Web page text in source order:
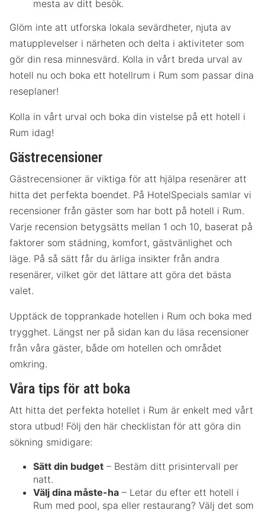
mesta av ditt besök.
Glöm inte att utforska lokala sevärdheter, njuta av
matupplevelser i närheten och delta i aktiviteter som
gör din resa minnesvärd. Kolla in vårt breda urval av
hotell nu och boka ett hotellrum i Rum som passar dina
reseplaner!
Kolla in vårt urval och boka din vistelse på ett hotell i
Rum idag!
Gästrecensioner
Gästrecensioner är viktiga för att hjälpa resenärer att
hitta det perfekta boendet. På HotelSpecials samlar vi
recensioner från gäster som har bott på hotell i Rum.
Varje recension betygsätts mellan 1 och 10, baserat på
faktorer som städning, komfort, gästvänlighet och
läge. På så sätt får du ärliga insikter från andra
resenärer, vilket gör det lättare att göra det bästa
valet.
Upptäck de topprankade hotellen i Rum och boka med
trygghet. Längst ner på sidan kan du läsa recensioner
från våra gäster, både om hotellen och området
omkring.
Våra tips för att boka
Att hitta det perfekta hotellet i Rum är enkelt med vårt
stora utbud! Följ den här checklistan för att göra din
sökning smidigare:
Sätt din budget – Bestäm ditt prisintervall per
natt.
Välj dina måste-ha – Letar du efter ett hotell i
Rum med pool, spa eller restaurang? Välj det som